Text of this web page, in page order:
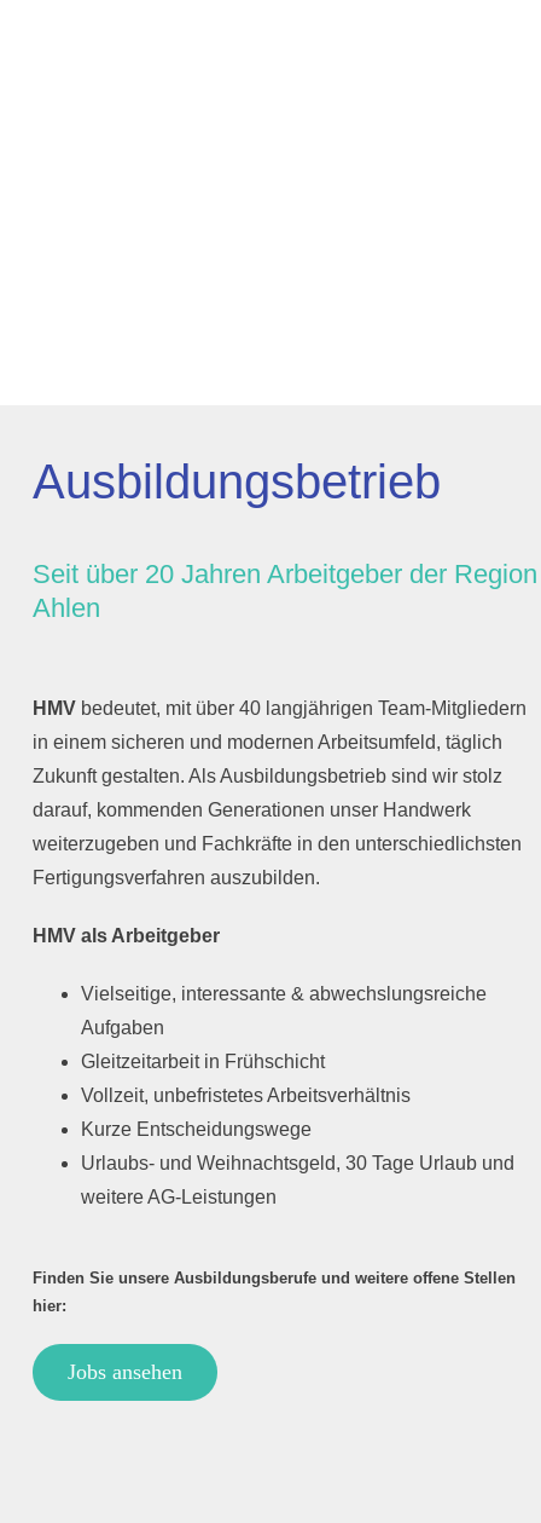
Ausbildungsbetrieb
Seit über 20 Jahren Arbeitgeber der Region
Ahlen
HMVbedeutet, mit über 40 langjährigen Team-Mitgliedern
in einem sicheren und modernen Arbeitsumfeld, täglich
Zukunft gestalten. Als Ausbildungsbetrieb sind wir stolz
darauf, kommenden Generationen unser Handwerk
weiterzugeben und Fachkräfte in den unterschiedlichsten
Fertigungsverfahren auszubilden.
HMV als Arbeitgeber
Vielseitige, interessante & abwechslungsreiche
Aufgaben
Gleitzeitarbeit in Frühschicht
Vollzeit, unbefristetes Arbeitsverhältnis
Kurze Entscheidungswege
Urlaubs- und Weihnachtsgeld, 30 Tage Urlaub und
weitere AG-Leistungen
Finden Sie unsere Ausbildungsberufe und weitere offene Stellen
hier:
Jobs ansehen